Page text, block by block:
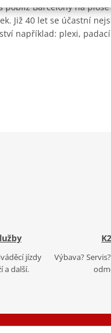
poblíž Barcelony na ploše
Již 40 let se účastní
například: plexi,
jízdy
a další.
Výbava?